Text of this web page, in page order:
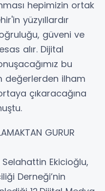
hepimizin ortak
yüzyıllardır
güveni ve
alır. Dijital
bu
değerlerden ilham
çıkaracağına
GURUR
Selahattin Ekicioğlu,
Derneği’nin